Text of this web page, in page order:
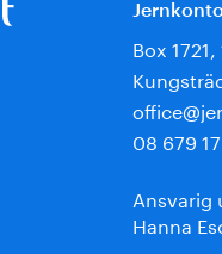
Box
08 679
Ansvarig
Hanna